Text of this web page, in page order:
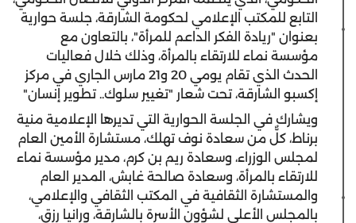
التابع للمكتب الإعلامي لحكومة الشارقة، جلسة حوارية
بعنوان "ريادة الفكر الداعم للمرأة"، بالتعاون مع
مؤسسة نماء للارتقاء بالمرأة، وذلك خلال فعاليات
الحدث الذي تقام يومي 20 و21 مارس الجاري في مركز
إكسبو الشارقة، تحت شعار "تغيير سلوك.. تطوير إنسان"
ويشارك في الجلسة الحوارية التي تديرها الإعلامية منية
برناط، كلٌّ من سعادة نوف تهلك، مستشارة الأمين العام
لمجلس الوزراء، وسعادة ريم بن كرم، مدير مؤسسة نماء
للارتقاء بالمرأة، وسعادة صالحة غابش، المدير العام
والمستشارة الثقافية في المكتب الثقافي والإعلامي،
بالمجلس الأعلى لشؤون الأسرة بالشارقة، ورانيا رزق،